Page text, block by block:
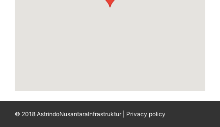
© 2018 AstrindoNusantaraInfrastruktur | Privacy policy